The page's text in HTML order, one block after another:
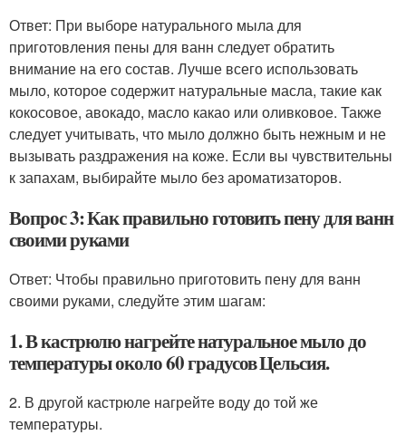
Ответ: При выборе натурального мыла для
приготовления пены для ванн следует обратить
внимание на его состав. Лучше всего использовать
мыло, которое содержит натуральные масла, такие как
кокосовое, авокадо, масло какао или оливковое. Также
следует учитывать, что мыло должно быть нежным и не
вызывать раздражения на коже. Если вы чувствительны
к запахам, выбирайте мыло без ароматизаторов.
Вопрос 3: Как правильно готовить пену для ванн
своими руками
Ответ: Чтобы правильно приготовить пену для ванн
своими руками, следуйте этим шагам:
1. В кастрюлю нагрейте натуральное мыло до
температуры около 60 градусов Цельсия.
2. В другой кастрюле нагрейте воду до той же
температуры.